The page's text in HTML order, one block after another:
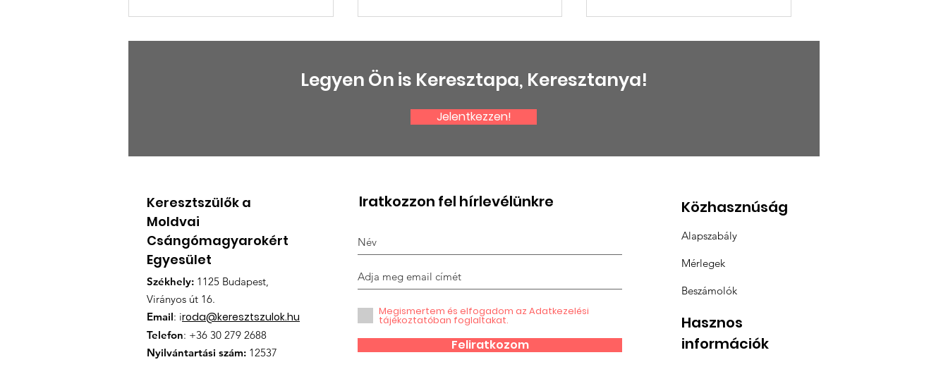
BESZÁMOLÓ A KEMCSE
KÖZGYÜLÉSÉRŐL
Halász Péterre
Gratulálunk a
Legyen Ön is Keresztapa, Keresztanya!
Jelentkezzen!
Keresztszülők a
Moldvai
Csángómagyarokért
Egyesület
Székhely: 1125 Budapest,
Virányos út 16.
Email: iroda@keresztszulok.hu
Telefon: +36 30 279 2688
Nyilvántartási szám: 12537
Iratkozzon fel hírlevélünkre
Megismertem és elfogadom az Adatkezelési
tájékoztatóban foglaltakat.
Feliratkozom
Közhasznúság
Alapszabály
Mérlegek
Beszámolók
Hasznos
információk